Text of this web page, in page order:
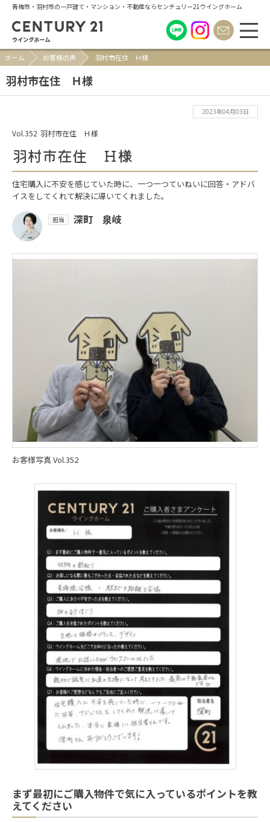
青梅市・羽村市の一戸建て・マンション・不動産ならセンチュリー21ウイングホーム
ホーム お客様の声 羽村市在住 Ｈ様
羽村市在住 Ｈ様
2023年04月03日
Vol.352 羽村市在住 Ｈ様
羽村市在住 Ｈ様
住宅購入に不安を感じていた時に、一つ一つていねいに回答・アドバ
イスをしてくれて解決に導いてくれました。
担当 深町 泉岐
お客様写真 Vol.352
まず最初にご購入物件で気に入っているポイントを教
えてください